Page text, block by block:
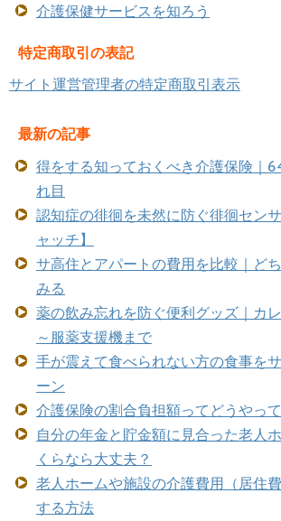
介護保健サービスを知ろう
特定商取引の表記
サイト運営管理者の特定商取引表示
最新の記事
得をする知っておくべき介護保険｜
れ目
認知症の徘徊を未然に防ぐ徘徊セン
ャッチ】
サ高住とアパートの費用を比較｜ど
みる
薬の飲み忘れを防ぐ便利グッズ｜カ
～服薬支援機まで
手が震えて食べられない方の食事を
ーン
介護保険の割合負担額ってどうやっ
自分の年金と貯金額に見合った老人
くらなら大丈夫？
老人ホームや施設の介護費用（居住
する方法